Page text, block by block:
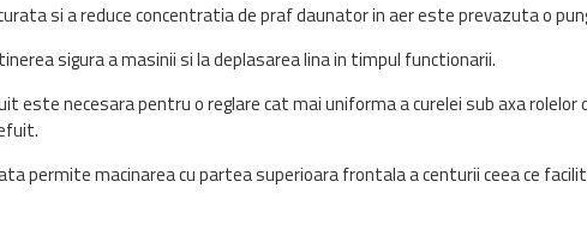
si a reduce concentratia de praf daunator in aer este prevazuta o
sigura a masinii si la deplasarea lina in timpul functionarii.
este necesara pentru o reglare cat mai uniforma a curelei sub axa
permite macinarea cu partea superioara frontala a centurii ceea ce